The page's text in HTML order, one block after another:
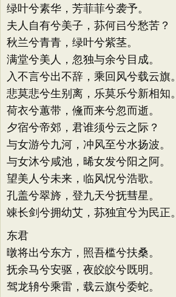
绿叶兮素华，芳菲菲兮袭予。
夫人自有兮美子，荪何㠯兮愁苦？
秋兰兮青青，绿叶兮紫茎。
满堂兮美人，忽独与余兮目成。
入不言兮出不辞，乘回风兮载云旗。
悲莫悲兮生别离，乐莫乐兮新相知。
荷衣兮蕙带，儵而来兮忽而逝。
夕宿兮帝郊，君谁须兮云之际？
与女游兮九河，冲风至兮水扬波。
与女沐兮咸池，晞女发兮阳之阿。
望美人兮未来，临风怳兮浩歌。
孔盖兮翠旍，登九天兮抚彗星。
竦长剑兮拥幼艾，荪独宜兮为民正。
东君
暾将出兮东方，照吾槛兮扶桑。
抚余马兮安驱，夜皎皎兮既明。
驾龙辀兮乘雷，载云旗兮委蛇。